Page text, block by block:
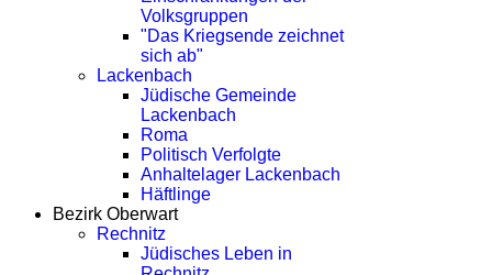
Volksgruppen
"Das Kriegsende zeichnet
sich ab"
Lackenbach
Jüdische Gemeinde
Lackenbach
Roma
Politisch Verfolgte
Anhaltelager Lackenbach
Häftlinge
Bezirk Oberwart
Rechnitz
Jüdisches Leben in